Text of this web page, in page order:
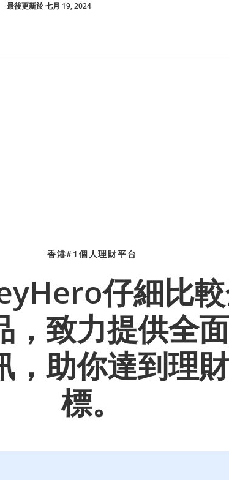
最後更新於 七月 19, 2024
香港#1個人理財平台
仔細比
，致力提供全
，助你達到理
標。